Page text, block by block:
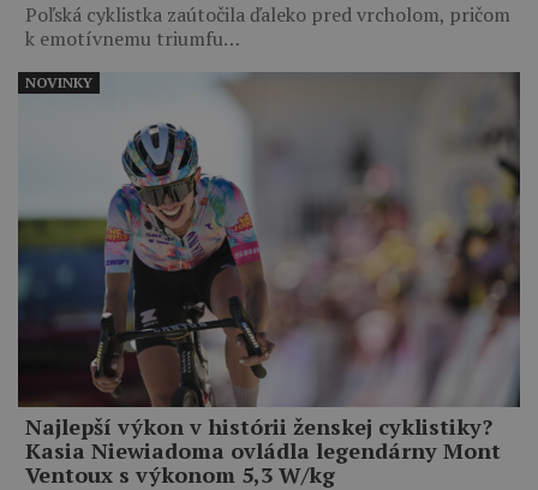
Poľská cyklistka zaútočila ďaleko pred vrcholom, pričom
k emotívnemu triumfu…
Najlepší výkon v histórii ženskej cyklistiky?
Kasia Niewiadoma ovládla legendárny Mont
Ventoux s výkonom 5,3 W/kg
NOVINKY